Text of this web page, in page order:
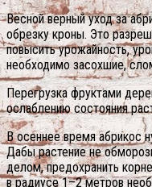
Весной верный уход за
обрезку кроны. Это
повысить урожайность,
необходимо засохшие,
Перегрузка фруктами
ослаблению состояния
В осеннее время абрикос
Дабы растение не
делом, предохранить
в радиусе 1–2 метров